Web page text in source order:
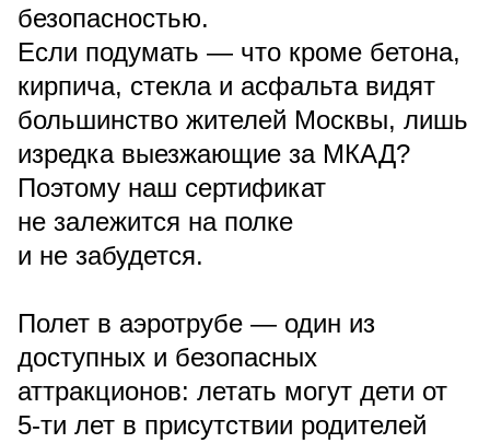
безопасностью.
Если подумать — что кроме бетона,
кирпича, стекла и асфальта видят
большинство жителей Москвы, лишь
изредка выезжающие за МКАД?
Поэтому наш сертификат
не залежится на полке
и не забудется.
Полет в аэротрубе — один из
доступных и безопасных
аттракционов: летать могут дети от
5-ти лет в присутствии родителей